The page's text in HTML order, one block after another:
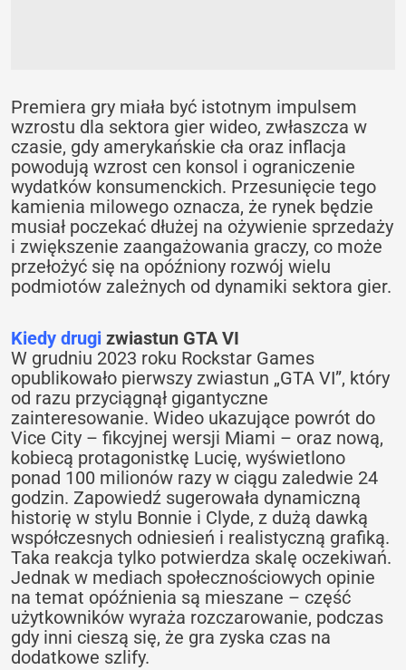
Premiera gry miała być istotnym impulsem
wzrostu dla sektora gier wideo, zwłaszcza w
czasie, gdy amerykańskie cła oraz inflacja
powodują wzrost cen konsol i ograniczenie
wydatków konsumenckich. Przesunięcie tego
kamienia milowego oznacza, że rynek będzie
musiał poczekać dłużej na ożywienie sprzedaży
i zwiększenie zaangażowania graczy, co może
przełożyć się na opóźniony rozwój wielu
podmiotów zależnych od dynamiki sektora gier.
Kiedy drugi zwiastun GTA VI
W grudniu 2023 roku Rockstar Games
opublikowało pierwszy zwiastun „GTA VI”, który
od razu przyciągnął gigantyczne
zainteresowanie. Wideo ukazujące powrót do
Vice City – fikcyjnej wersji Miami – oraz nową,
kobiecą protagonistkę Lucię, wyświetlono
ponad 100 milionów razy w ciągu zaledwie 24
godzin. Zapowiedź sugerowała dynamiczną
historię w stylu Bonnie i Clyde, z dużą dawką
współczesnych odniesień i realistyczną grafiką.
Taka reakcja tylko potwierdza skalę oczekiwań.
Jednak w mediach społecznościowych opinie
na temat opóźnienia są mieszane – część
użytkowników wyraża rozczarowanie, podczas
gdy inni cieszą się, że gra zyska czas na
dodatkowe szlify.